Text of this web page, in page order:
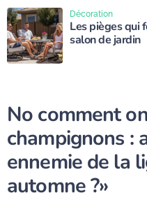
Les pièges qui
salon de jardin
Décoration
No comment on
champignons :
ennemie de la
automne ?»